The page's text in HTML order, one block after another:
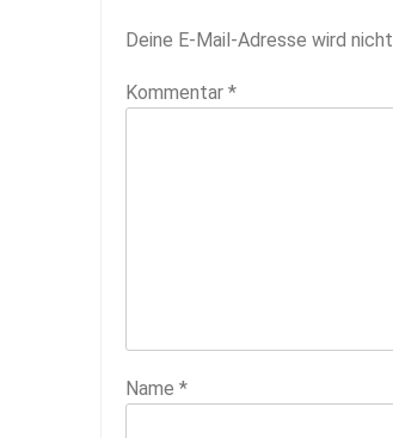
Deine E-Mail-Adresse wird
Kommentar *
Name *